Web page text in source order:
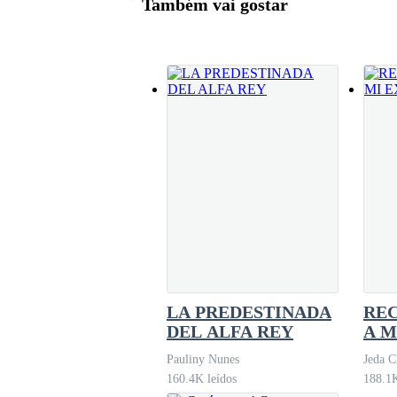
acercarme esta vez camino directamente
Também vai gostar
LA PREDESTINADA
DEL ALFA REY
Pauliny Nunes
160.4K leídos
A
Jeda